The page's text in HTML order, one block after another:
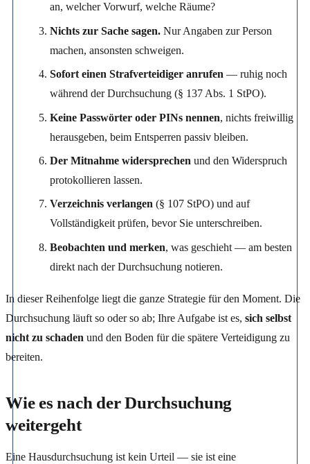
an, welcher Vorwurf, welche Räume?
Nichts zur Sache sagen. Nur Angaben zur Person
machen, ansonsten schweigen.
Sofort einen Strafverteidiger anrufen — ruhig noch
während der Durchsuchung (§ 137 Abs. 1 StPO).
Keine Passwörter oder PINs nennen, nichts freiwillig
herausgeben, beim Entsperren passiv bleiben.
Der Mitnahme widersprechen und den Widerspruch
protokollieren lassen.
Verzeichnis verlangen (§ 107 StPO) und auf
Vollständigkeit prüfen, bevor Sie unterschreiben.
Beobachten und merken, was geschieht — am besten
direkt nach der Durchsuchung notieren.
In dieser Reihenfolge liegt die ganze Strategie für den Moment. Die
Durchsuchung läuft so oder so ab; Ihre Aufgabe ist es, sich selbst
nicht zu schaden und den Boden für die spätere Verteidigung zu
bereiten.
Wie es nach der Durchsuchung
weitergeht
Eine Hausdurchsuchung ist kein Urteil — sie ist eine